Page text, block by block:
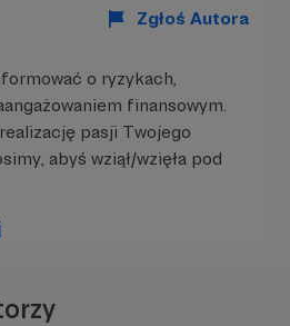
Zgłoś Autora
o ryzykach,
finansowym.
pasji Twojego
abyś wziął/wzięła pod